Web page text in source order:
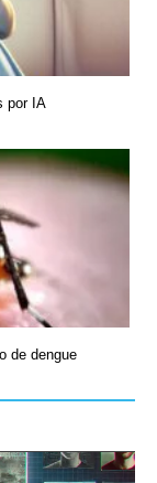
por IA
de dengue